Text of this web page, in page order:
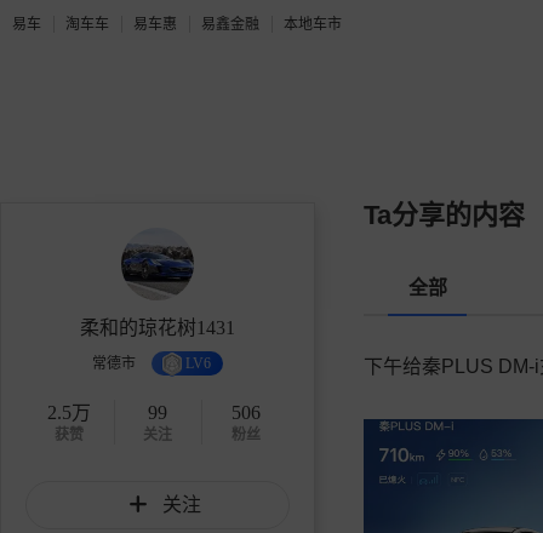
易车 淘车车 易车惠 易鑫金融 本地车市
柔和的琼花树1431
常德市 LV6
2.5万
获赞
99
关注
506
粉丝
关注
Ta分享的内容
全部
下午给秦PLUS DM-